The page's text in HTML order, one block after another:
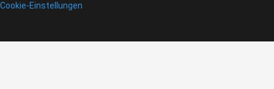
Cookie-Einstellungen